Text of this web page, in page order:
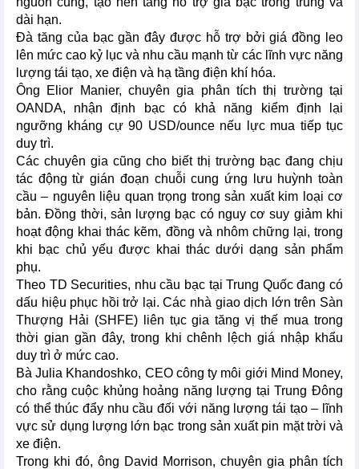
dài hạn.
Đà tăng của bạc gần đây được hỗ trợ bởi giá đồng leo
lên mức cao kỷ lục và nhu cầu mạnh từ các lĩnh vực năng
lượng tái tạo, xe điện và hạ tầng điện khí hóa.
Ông Elior Manier, chuyên gia phân tích thị trường tại
OANDA, nhận định bạc có khả năng kiểm định lại
ngưỡng kháng cự 90 USD/ounce nếu lực mua tiếp tục
duy trì.
Các chuyên gia cũng cho biết thị trường bạc đang chịu
tác động từ gián đoạn chuỗi cung ứng lưu huỳnh toàn
cầu – nguyên liệu quan trọng trong sản xuất kim loại cơ
bản. Đồng thời, sản lượng bạc có nguy cơ suy giảm khi
hoạt động khai thác kẽm, đồng và nhôm chững lại, trong
khi bạc chủ yếu được khai thác dưới dạng sản phẩm
phụ.
Theo TD Securities, nhu cầu bạc tại Trung Quốc đang có
dấu hiệu phục hồi trở lại. Các nhà giao dịch lớn trên Sàn
Thượng Hải (SHFE) liên tục gia tăng vị thế mua trong
thời gian gần đây, trong khi chênh lệch giá nhập khẩu
duy trì ở mức cao.
Bà Julia Khandoshko, CEO công ty môi giới Mind Money,
cho rằng cuộc khủng hoảng năng lượng tại Trung Đông
có thể thúc đẩy nhu cầu đối với năng lượng tái tạo – lĩnh
vực sử dụng lượng lớn bạc trong sản xuất pin mặt trời và
xe điện.
Trong khi đó, ông David Morrison, chuyên gia phân tích